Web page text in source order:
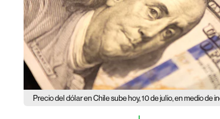
Precio del dólar en Chile sube hoy, 10 de julio, en medio de